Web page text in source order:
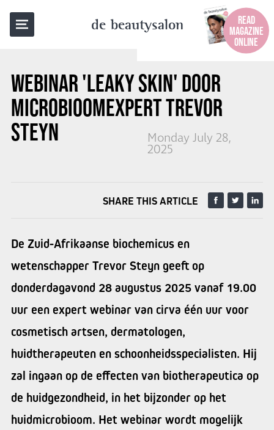
de beautysalon
READ
MAGAZINE
ONLINE
WEBINAR 'LEAKY SKIN' DOOR
MICROBIOOMEXPERT TREVOR
STEYN
Monday July 28,
2025
BACK TO OVERVIEW
SHARE THIS ARTICLE
De Zuid-Afrikaanse biochemicus en
wetenschapper Trevor Steyn geeft op
donderdagavond 28 augustus 2025 vanaf 19.00
uur een expert webinar van cirva één uur voor
cosmetisch artsen, dermatologen,
huidtherapeuten en schoonheidsspecialisten. Hij
zal ingaan op de effecten van biotherapeutica op
de huidgezondheid, in het bijzonder op het
huidmicrobioom. Het webinar wordt mogelijk